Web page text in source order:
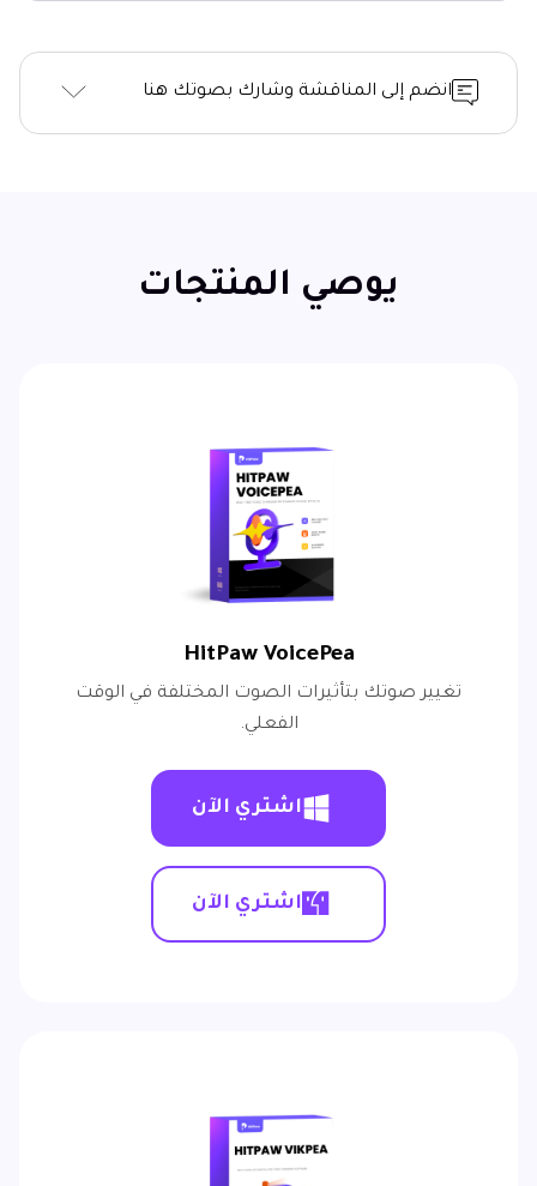
انضم إلى المناقشة وشارك بصوتك هنا
يوصي المنتجات
HitPaw VoicePea
تغيير صوتك بتأثيرات الصوت المختلفة في الوقت
الفعلي.
اشتري الآن
اشتري الآن